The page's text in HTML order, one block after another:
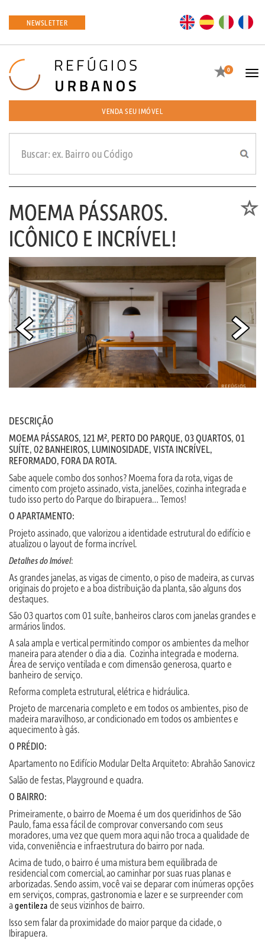
NEWSLETTER EN ES
Favoritos
0
VENDA SEU IMÓVEL
MOEMA PÁSSAROS.
ICÔNICO E INCRÍVEL!
DESCRIÇÃO
MOEMA PÁSSAROS, 121 M², PERTO DO PARQUE, 03 QUARTOS, 01
SUÍTE, 02 BANHEIROS, LUMINOSIDADE, VISTA INCRÍVEL,
REFORMADO, FORA DA ROTA.
Sabe aquele combo dos sonhos? Moema fora da rota, vigas de
cimento com projeto assinado, vista, janelões, cozinha integrada e
tudo isso perto do Parque do Ibirapuera… Temos!
O APARTAMENTO:
Projeto assinado, que valorizou a identidade estrutural do edifício e
atualizou o layout de forma incrível.
Detalhes do Imóvel:
As grandes janelas, as vigas de cimento, o piso de madeira, as curvas
originais do projeto e a boa distribuição da planta, são alguns dos
destaques.
São 03 quartos com 01 suíte, banheiros claros com janelas grandes e
armários lindos.
A sala ampla e vertical permitindo compor os ambientes da melhor
maneira para atender o dia a dia. Cozinha integrada e moderna.
Área de serviço ventilada e com dimensão generosa, quarto e
banheiro de serviço.
Reforma completa estrutural, elétrica e hidráulica.
Projeto de marcenaria completo e em todos os ambientes, piso de
madeira maravilhoso, ar condicionado em todos os ambientes e
aquecimento à gás.
O PRÉDIO:
Apartamento no Edifício Modular Delta Arquiteto: Abrahão Sanovicz
Salão de festas, Playground e quadra.
O BAIRRO:
Primeiramente, o bairro de Moema é um dos queridinhos de São
Paulo, fama essa fácil de comprovar conversando com seus
moradores, uma vez que quem mora aqui não troca a qualidade de
vida, conveniência e infraestrutura do bairro por nada.
Acima de tudo, o bairro é uma mistura bem equilibrada de
residencial com comercial, ao caminhar por suas ruas planas e
arborizadas. Sendo assim, você vai se deparar com inúmeras opções
em serviços, compras, gastronomia e lazer e se surpreender com
a gentileza de seus vizinhos de bairro.
Isso sem falar da proximidade do maior parque da cidade, o
Ibirapuera.